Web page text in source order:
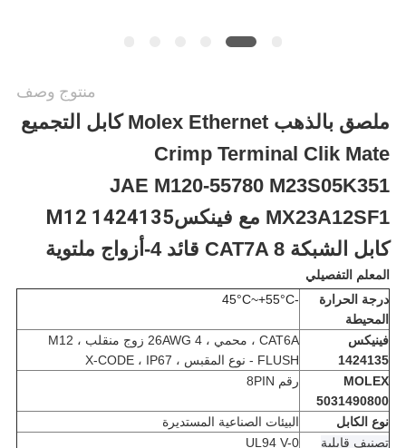
منتوج وصف
ملصق بالذهب Molex Ethernet كابل التجميع
Crimp Terminal Clik Mate
JAE M120-55780 M23S05K351
MX23A12SF1 مع فينكس
M12 1424135
كابل الشبكة CAT7A 8 قائد 4-أزواج ملتوية
المعلم التفصيلي
درجة الحرارة
المحيطة
-45°C~+55°C
فينيكس
1424135
CAT6A ، محمي ، 26AWG 4 زوج منقلب ، M12
FLUSH - نوع المقبس ، X-CODE ، IP67
MOLEX
5031490800
رقم 8PIN
نوع الكابل
البيئات الصناعية المستديرة
تصنيف قابلية
UL94 V-0